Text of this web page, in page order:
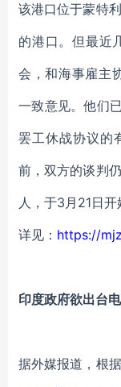
该港口位于蒙特
的港口。但最近
会，和海事雇主
一致意见。他们
罢工休战协议的
前，双方的谈判
人，于3月21日开
详见： https://
印度政府欲出台
据外媒报道，根